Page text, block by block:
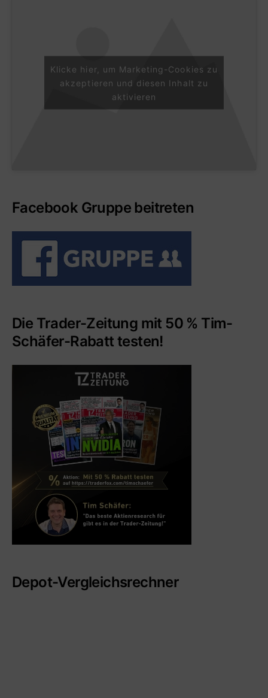
Klicke hier, um Marketing-Cookies zu
akzeptieren und diesen Inhalt zu
aktivieren
Facebook Gruppe beitreten
Die Trader-Zeitung mit 50 % Tim-
Schäfer-Rabatt testen!
Depot-Vergleichsrechner